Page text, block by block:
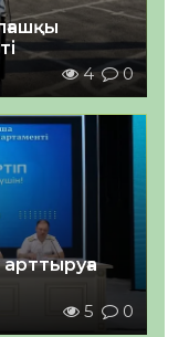
4 0
5 0